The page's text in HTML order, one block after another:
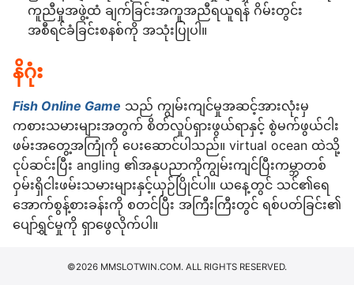
ကူညီမှုအဖွဲ့ထံ ချက်ခြင်းအကူအညီရယူရန် ဂိမ်းတွင်း
အစီရင်ခံခြင်းစနစ်ကို အသုံးပြုပါ။
နိဂုံး
Fish Online Game သည် ကျွမ်းကျင်မှုအဆင့်အားလုံးမှ
ကစားသမားများအတွက် စိတ်လှုပ်ရှားဖွယ်ရာနှင့် စွဲမက်ဖွယ်ငါး
ဖမ်းအတွေ့အကြုံကို ပေးဆောင်ပါသည်။ virtual ocean ထဲသို့
ငုပ်ဆင်းပြီး angling ၏အနုပညာကိုကျွမ်းကျင်ပြီးကမ္ဘာတစ်
ဝှမ်းရှိငါးဖမ်းသမားများနှင့်ယှဉ်ပြိုင်ပါ။ ယနေ့တွင် သင်၏ရေ
အောက်စွန့်စားခန်းကို စတင်ပြီး အကြီးကြီးတွင် ရစ်ပတ်ခြင်း၏
ပျော်ရွှင်မှုကို ရှာဖွေလိုက်ပါ။
©2026 MMSLOTWIN.COM. ALL RIGHTS RESERVED.